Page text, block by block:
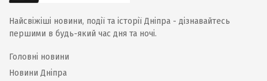
Найсвіжіші новини, події та історії Дніпра - дізнавайтесь
першими в будь-який час дня та ночі.
Головні новини
Новини Дніпра